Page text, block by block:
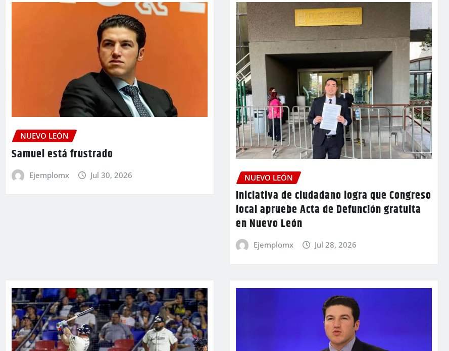
NUEVO LEÓN
Samuel está frustrado
Ejemplomx Jul 30, 2026 NUEVO LEÓN
Iniciativa de ciudadano logra que Congreso
local apruebe Acta de Defunción gratuita
en Nuevo León
Ejemplomx Jul 28, 2026